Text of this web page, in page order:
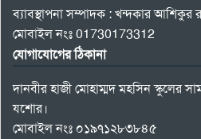
ব্যাবস্থাপনা সম্পাদক : খন্দকার আশিকুর
মোবাইল নংঃ 01730173312
যোগাযোগের ঠিকানা
দানবীর হাজী মোহাম্মদ মহসিন স্কুলের
যশোর।
মোবাইল নংঃ ০১৯৭১২৮৩৮৪৫